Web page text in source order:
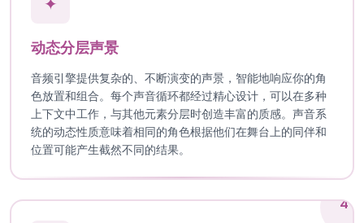
动态分层声景
音频引擎提供复杂的、不断演变的声景，智能地响应你的角
色放置和组合。每个声音循环都经过精心设计，可以在多种
上下文中工作，与其他元素分层时创造丰富的质感。声音系
统的动态性质意味着相同的角色根据他们在舞台上的同伴和
位置可能产生截然不同的结果。
4